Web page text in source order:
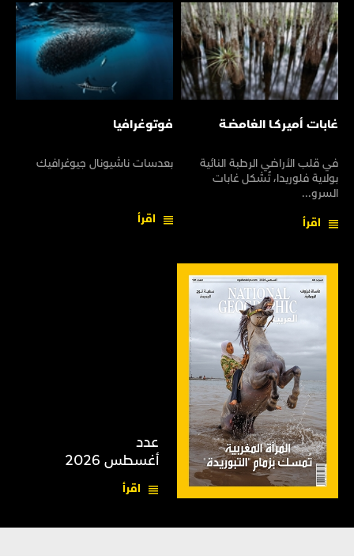
غابات أميركـا الغامضـة
في قلب الأراضي الرطبة النائية
بولاية فلوريدا، تُشكل غابات
السرو...
اقرأ
فوتوغرافيا
بعدسات ناشيونال جيوغرافيك
اقرأ
عدد
أغسطس 2026
اقرأ